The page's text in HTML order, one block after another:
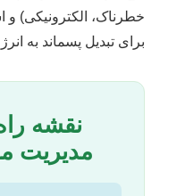
خطرناک، الکترونیکی) و
برای تبدیل پسماند به
نقشه
مدیریت